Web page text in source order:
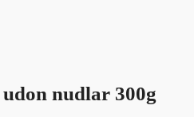
nudlar 300g